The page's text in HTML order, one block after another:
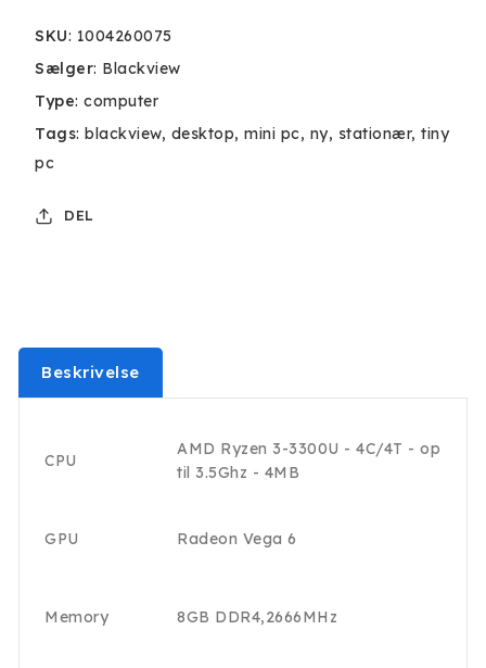
SKU: 1004260075
Sælger: Blackview
Type: computer
Tags: blackview desktop mini pc ny stationær tiny
pc
DEL
Beskrivelse
CPU
AMD Ryzen 3-3300U - 4C/4T - op
til 3.5Ghz - 4MB
GPU Radeon Vega 6
Memory 8GB DDR4,2666MHz